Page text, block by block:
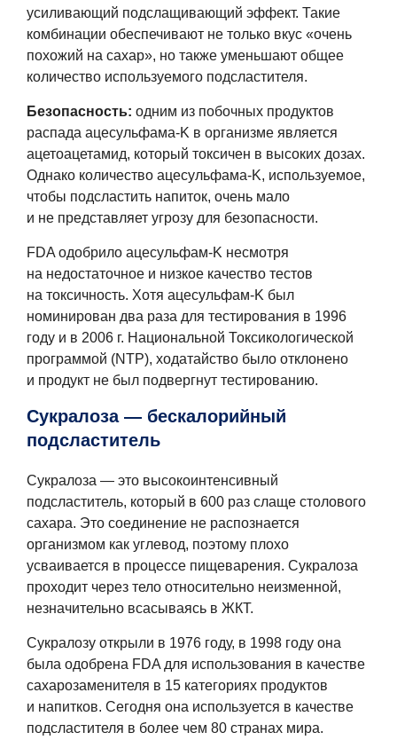
усиливающий подслащивающий эффект. Такие
комбинации обеспечивают не только вкус «очень
похожий на сахар», но также уменьшают общее
количество используемого подсластителя.
Безопасность: одним из побочных продуктов
распада ацесульфама-K в организме является
ацетоацетамид, который токсичен в высоких дозах.
Однако количество ацесульфама-K, используемое,
чтобы подсластить напиток, очень мало
и не представляет угрозу для безопасности.
FDA одобрило ацесульфам-K несмотря
на недостаточное и низкое качество тестов
на токсичность. Хотя ацесульфам-K был
номинирован два раза для тестирования в 1996
году и в 2006 г. Национальной Токсикологической
программой (NTP), ходатайство было отклонено
и продукт не был подвергнут тестированию.
Сукралоза — бескалорийный
подсластитель
Сукралоза — это высокоинтенсивный
подсластитель, который в 600 раз слаще столового
сахара. Это соединение не распознается
организмом как углевод, поэтому плохо
усваивается в процессе пищеварения. Сукралоза
проходит через тело относительно неизменной,
незначительно всасываясь в ЖКТ.
Сукралозу открыли в 1976 году, в 1998 году она
была одобрена FDA для использования в качестве
сахарозаменителя в 15 категориях продуктов
и напитков. Сегодня она используется в качестве
подсластителя в более чем 80 странах мира.